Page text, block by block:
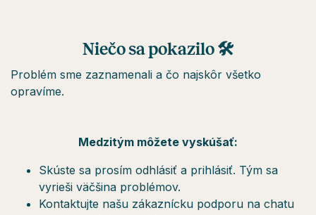
Niečo sa pokazilo 🛠
Problém sme zaznamenali a čo najskôr všetko
opravíme.
Medzitým môžete vyskúšať:
Skúste sa prosím odhlásiť a prihlásiť. Tým sa
vyrieši väčšina problémov.
Kontaktujte našu zákaznícku podporu na chatu